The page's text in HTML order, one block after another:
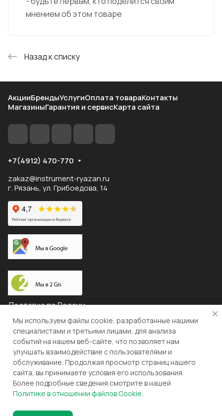
мнением об этом товаре
Назад к списку
АкцииБрендыУслугиОплата товараКонтакты
МагазиныГарантия и сервисКарта сайта
+7(4912) 470-770
zakaz@instrument-ryazan.ru
г. Рязань, ул. Грибоедова, 14
Доставка по России
© 2026 "ЛЕВША"
Конфиденциальность
Оферта
Разработка и поддержка gianit.ru
Мы используем файлы cookie, разработанные нашими
специалистами и третьими лицами, для анализа
событий на нашем веб-сайте, что позволяет нам
улучшать взаимодействие с пользователями и
обслуживание. Продолжая просмотр страниц нашего
сайта, вы принимаете условия его использования.
Более подробные сведения смотрите в нашей
Политике в отношении файлов Cookie.